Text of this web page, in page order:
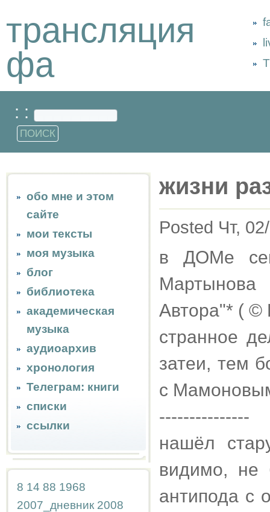
трансляция
фа
: :
обо мне и этом
сайте
мои тексты
моя музыка
блог
библиотека
академическая
музыка
аудиоархив
хронология
Телеграм: книги
списки
ссылки
8 14 88 1968
2007_дневник 2008
жизни
Posted Чт,
в ДОМе
Автора"* ( ©
странное
затеи, тем
с
---------------
нашёл
видимо, не
антипода с